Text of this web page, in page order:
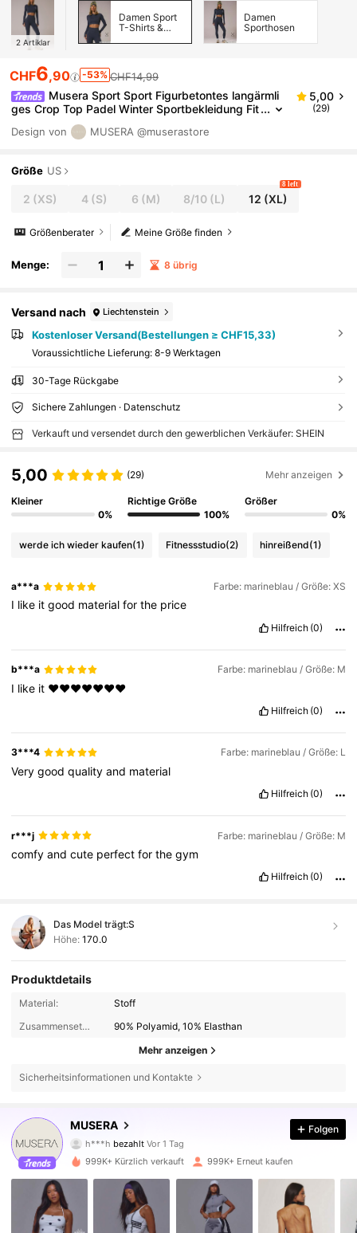
2 Artiklar
Damen Sport
T-Shirts &
Damen
Sporthosen
CHF6,90 -53% CHF14,99
Musera Sport Sport Figurbetontes langärmli
ges Crop Top Padel Winter Sportbekleidung Fit
nessstudio Workout Explorer
5,00
(29)
Design von MUSERA @muserastore
Größe US
2 (XS) 4(S) 6 (M) 8/10 (L) 12 (XL)
8 left
Meine Größe finden
Größenberater
Menge: 8 übrig
Versand nach Liechtenstein
Kostenloser Versand(Bestellungen ≥ CHF15,33)
Voraussichtliche Lieferung: 8-9 Werktagen
30-Tage Rückgabe
Sichere Zahlungen · Datenschutz
Verkauft und versendet durch den gewerblichen Verkäufer: SHEIN
5,00 (29) Mehr anzeigen
Kleiner
0%
Richtige Größe
100%
Größer
0%
werde ich wieder kaufen(1) Fitnessstudio(2) hinreißend(1)
a***a Farbe: marineblau / Größe: XS
I like itgood materialforthe price
Hilfreich (0)
b***a Farbe: marineblau / Größe: M
I like it ❤️❤️❤️❤️❤️❤️❤️
Hilfreich (0)
3***4 Farbe: marineblau / Größe: L
Verygoodqualityand material
Hilfreich (0)
r***j Farbe: marineblau / Größe: M
comfyandcute perfectforthegym
Hilfreich (0)
Das Model trägt:S
Höhe: 170.0
Produktdetails
Material:
Stoff
Zusammensetzung:
90% Polyamid, 10% Elasthan
Mehr anzeigen
Sicherheitsinformationen und Kontakte
MUSERA
4,83
4.3M Follower
h***h
bezahltVor 1 Tag
Vor 3 Stundengefolgt
4.3M Follower
Folgen
999K+ Kürzlich verkauft 999K+ Erneut kaufen